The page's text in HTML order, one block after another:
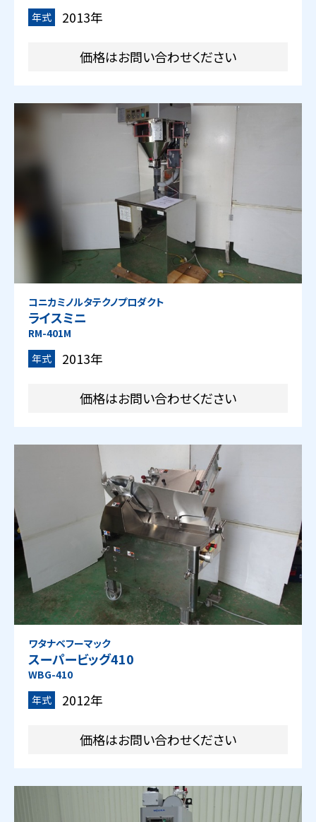
年式
2013年
価格はお問い合わせください
コニカミノルタテクノプロダクト
ライスミニ
RM-401M
年式
2013年
価格はお問い合わせください
ワタナベフーマック
スーパービッグ410
WBG-410
年式
2012年
価格はお問い合わせください